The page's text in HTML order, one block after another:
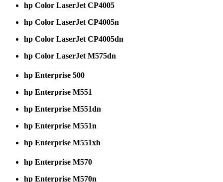
hp Color LaserJet CP4005
hp Color LaserJet CP4005n
hp Color LaserJet CP4005dn
hp Color LaserJet M575dn
hp Enterprise 500
hp Enterprise M551
hp Enterprise M551dn
hp Enterprise M551n
hp Enterprise M551xh
hp Enterprise M570
hp Enterprise M570n